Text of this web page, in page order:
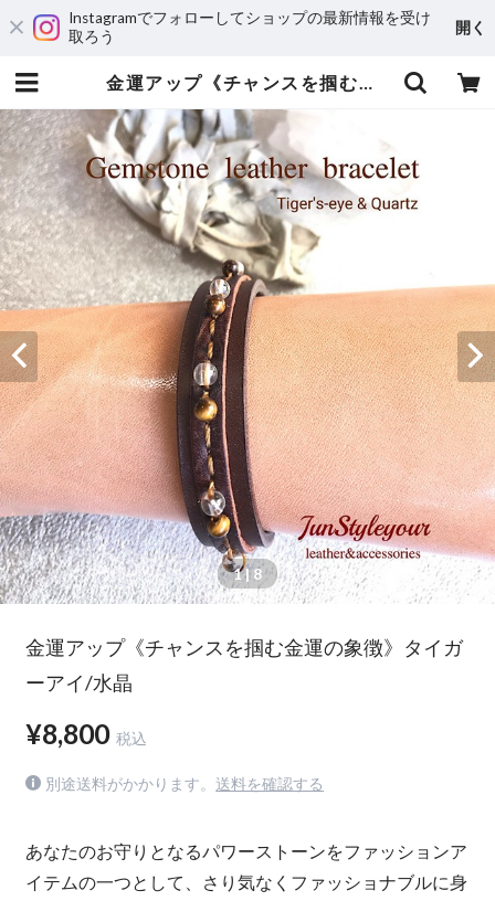
Instagramでフォローしてショップの最新情報を受け
取ろう
開く
金運アップ《チャンスを掴む金運の象徴》タイガーアイ/水晶 | 運気アップ・風水オーダーメイドのレザーブレスレット専門店JunStyle
1| 8
金運アップ《チャンスを掴む金運の象徴》タイガ
ーアイ/水晶
¥8,800 税込
別途送料がかかります。 送料を確認する
あなたのお守りとなるパワーストーンをファッションア
イテムの一つとして、さり気なくファッショナブルに身